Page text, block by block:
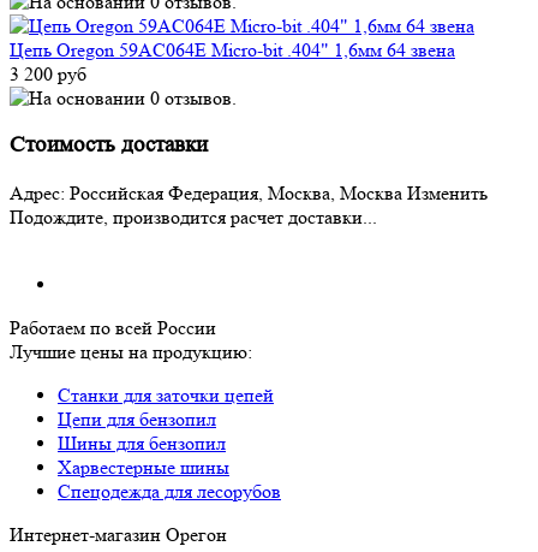
Цепь Oregon 59AC064E Micro-bit .404" 1,6мм 64 звена
3 200 руб
Стоимость доставки
Адрес: Российская Федерация, Москва, Москва Изменить
Подождите, производится расчет доставки...
Работаем по всей России
Лучшие цены на продукцию:
Станки для заточки цепей
Цепи для бензопил
Шины для бензопил
Харвестерные шины
Спецодежда для лесорубов
Интернет-магазин Орегон